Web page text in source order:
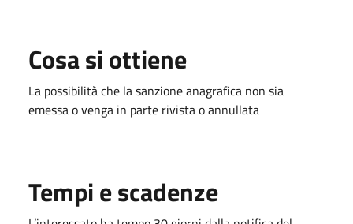
Cosa si ottiene
La possibilità che la sanzione anagrafica non sia
emessa o venga in parte rivista o annullata
Tempi e scadenze